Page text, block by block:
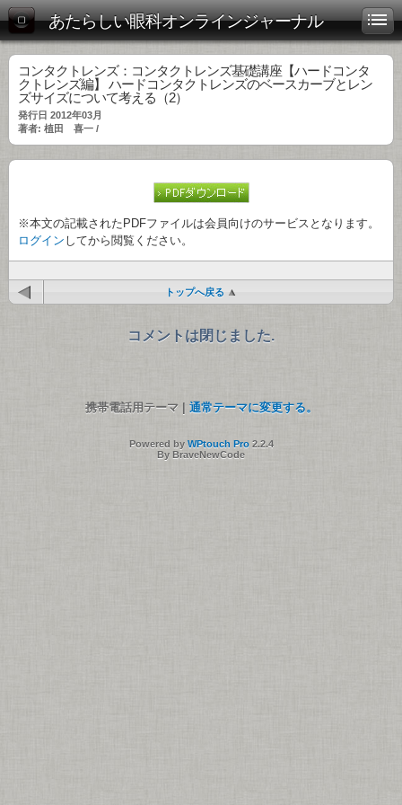
あたらしい眼科オンラインジャーナル
コンタクトレンズ：コンタクトレンズ基礎講座【ハードコンタ
クトレンズ編】 ハードコンタクトレンズのベースカーブとレン
ズサイズについて考える（2）
発行日 2012年03月
著者: 植田 喜一 /
※本文の記載されたPDFファイルは会員向けのサービスとなります。
ログイン してから閲覧ください。
トップへ戻る
コメントは閉じました.
携帯電話用テーマ | 通常テーマに変更する。
Powered by WPtouch Pro2.2.4
By BraveNewCode